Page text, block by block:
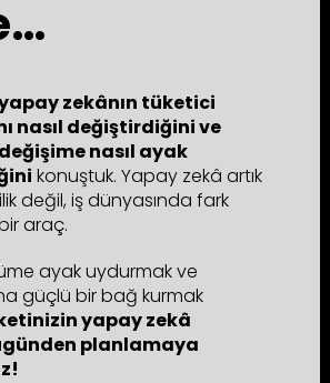
zekânın tüketici
nasıl değiştirdiğini ve
nasıl ayak
konuştuk. Yapay zekâ artık
değil, iş dünyasında fark
araç.
ayak uydurmak ve
güçlü bir bağ kurmak
yapay zekâ
planlamaya